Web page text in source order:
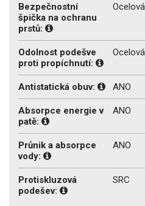
Bezpečnostní
špička na ochranu
prstů:
Ocelová
Odolnost podešve
proti propíchnutí:
Ocelová
Antistatická obuv: ANO
Absorpce energie v
patě:
ANO
Průnik a absorpce
vody:
ANO
Protiskluzová
podešev:
SRC